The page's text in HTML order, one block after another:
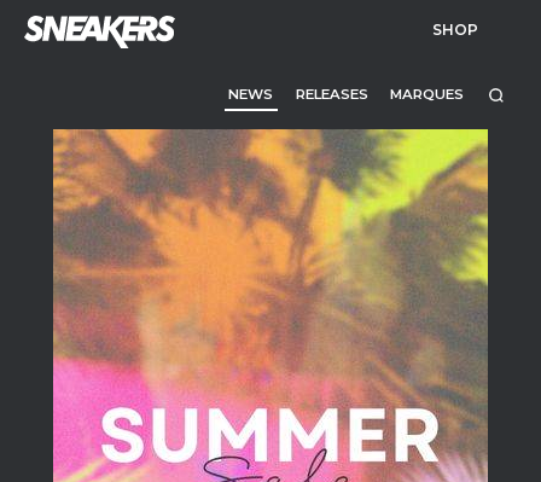
SHOP
NEWS RELEASES MARQUES